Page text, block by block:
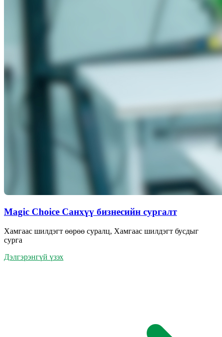
Magic Choice Санхүү бизнесийн сургалт
Хамгаас шилдэгт өөрөө суралц, Хамгаас шилдэгт бусдыг
сурга
Дэлгэрэнгүй үзэх